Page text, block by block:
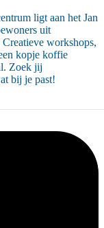
ligt aan het Jan
uit
workshops,
kopje koffie
Zoek jij
bij je past!